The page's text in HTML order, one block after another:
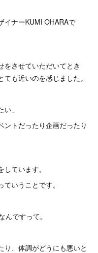
ナーKUMI OHARAで
をさせていただいてとき
も近いのを感じました。
」
ントだったり企画だったり
ています。
いうことです。
ですって。
り、体調がどうにも悪いと